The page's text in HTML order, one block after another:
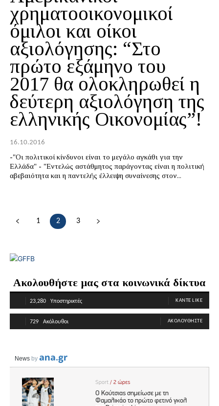
χρηματοοικονομικοί
όμιλοι και οίκοι
αξιολόγησης: “Στο
πρώτο εξάμηνο του
2017 θα ολοκληρωθεί η
δεύτερη αξιολόγηση της
ελληνικής Οικονομίας”!
16.10.2016
-"Οι πολιτικοί κίνδυνοι είναι το μεγάλο αγκάθι για την
Ελλάδα" - "Εντελώς αστάθμητος παράγοντας είναι η πολιτική
αβεβαιότητα και η παντελής έλλειψη συναίνεσης στον...
1 2 3
Ακολουθήστε μας στα κοινωνικά δίκτυα
23,280 Υποστηρικτές ΚΆΝΤΕ LIKE
729 Ακόλουθοι ΑΚΟΛΟΥΘΉΣΤΕ